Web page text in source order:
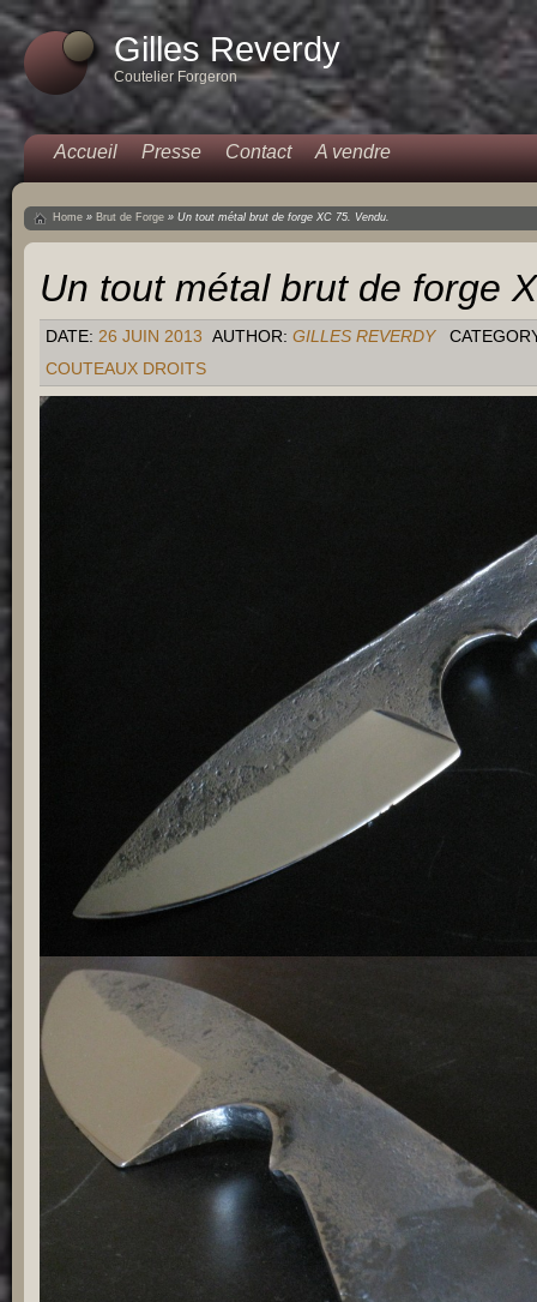
Gilles Reverdy
Coutelier Forgeron
Accueil Presse Contact A vendre
Home » Brut de Forge » Un tout métal brut de forge XC 75. Vendu.
Un tout métal brut de forge
DATE: 26 JUIN 2013 AUTHOR: GILLES REVERDY
COUTEAUX DROITS